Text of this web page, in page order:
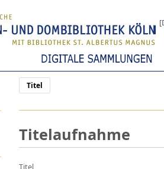
Titel
Titelaufnahme
Titel